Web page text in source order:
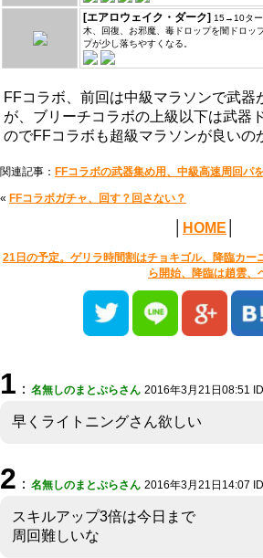
[エアロウェイク・ダーク] 15→10ター
木、回復、お邪魔、毒ドロップを闇ドロッ
プが少し落ちやすくなる。
FFコラボ、前回は中級マラソンで武器
が、ブリーチコラボの上級以下は武器
のでFFコラボも超級マラソンが良いの
関連記事： FFコラボの武器集め用、中級高速周回パ
« FFコラボガチャ、回す？回さない？
HOME
21日の予定。ゲリラ時間割はチョキゴル、降臨カー
ら開始、降臨は趙雲、
1 ： 名無しのまとぷらさん 2016年3月21日08:51
早くライトニングさん欲しい
2 ： 名無しのまとぷらさん 2016年3月21日14:07
スキルアップ3倍は今日まで
周回難しいな